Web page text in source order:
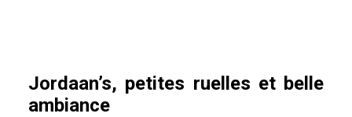
Jordaan’s, petites ruelles et belle
ambiance